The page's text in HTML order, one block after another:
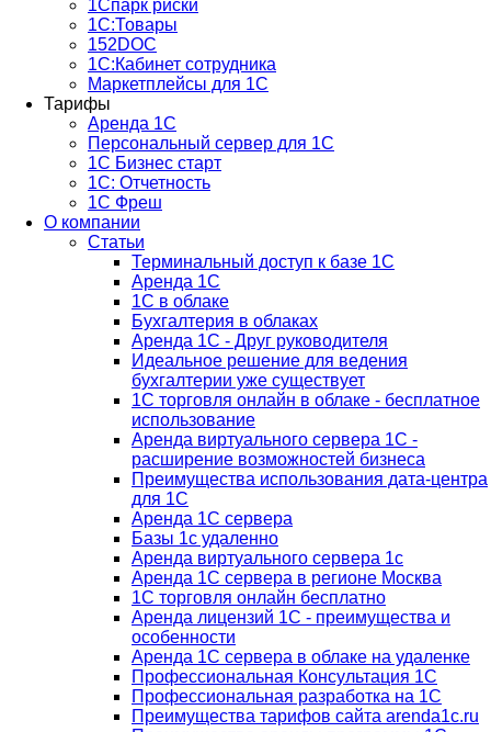
1Спарк риски
1С:Товары
152DOC
1С:Кабинет сотрудника
Маркетплейсы для 1С
Тарифы
Аренда 1С
Персональный сервер для 1С
1С Бизнес старт
1С: Отчетность
1C Фреш
О компании
Статьи
Терминальный доступ к базе 1С
Аренда 1С
1С в облаке
Бухгалтерия в облаках
Аренда 1С - Друг руководителя
Идеальное решение для ведения
бухгалтерии уже существует
1С торговля онлайн в облаке - бесплатное
использование
Аренда виртуального сервера 1С -
расширение возможностей бизнеса
Преимущества использования дата-центра
для 1С
Аренда 1С сервера
Базы 1с удаленно
Аренда виртуального сервера 1с
Аренда 1С сервера в регионе Москва
1С торговля онлайн бесплатно
Аренда лицензий 1С - преимущества и
особенности
Аренда 1С сервера в облаке на удаленке
Профессиональная Консультация 1С
Профессиональная разработка на 1С
Преимущества тарифов сайта arenda1c.ru